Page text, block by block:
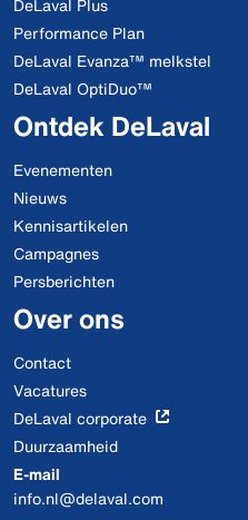
DeLaval Plus
Performance Plan
DeLaval Evanza™ melkstel
DeLaval OptiDuo™
Ontdek DeLaval
Evenementen
Nieuws
Kennisartikelen
Campagnes
Persberichten
Over ons
Contact
Vacatures
DeLaval corporate
Duurzaamheid
E-mail
info.nl@delaval.com